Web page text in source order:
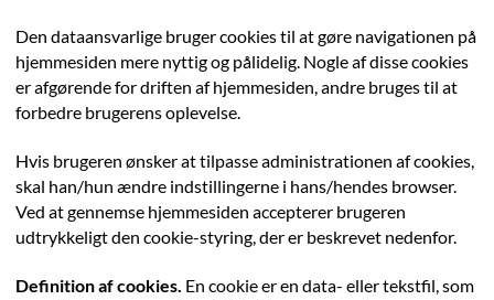
Den dataansvarlige bruger cookies til at gøre navigationen på
hjemmesiden mere nyttig og pålidelig. Nogle af disse cookies
er afgørende for driften af hjemmesiden, andre bruges til at
forbedre brugerens oplevelse.
Hvis brugeren ønsker at tilpasse administrationen af cookies,
skal han/hun ændre indstillingerne i hans/hendes browser.
Ved at gennemse hjemmesiden accepterer brugeren
udtrykkeligt den cookie-styring, der er beskrevet nedenfor.
Definition af cookies. En cookie er en data- eller tekstfil, som